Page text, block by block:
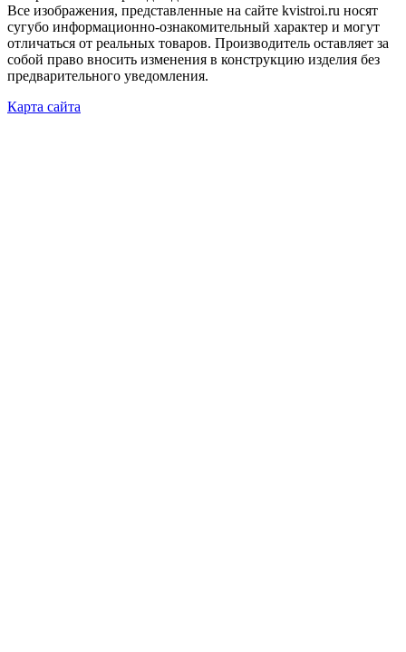
Все изображения, представленные на сайте kvistroi.ru носят
сугубо информационно-ознакомительный характер и могут
отличаться от реальных товаров. Производитель оставляет за
собой право вносить изменения в конструкцию изделия без
предварительного уведомления.
Карта сайта